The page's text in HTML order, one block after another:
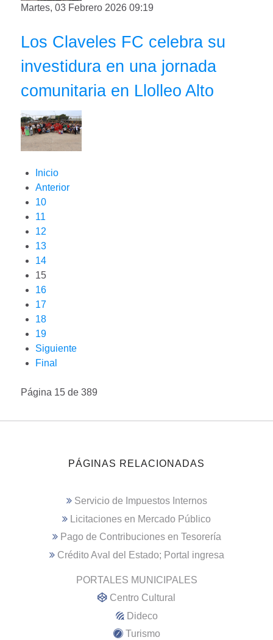
Martes, 03 Febrero 2026 09:19
Los Claveles FC celebra su
investidura en una jornada
comunitaria en Llolleo Alto
Inicio
Anterior
10
11
12
13
14
15
16
17
18
19
Siguiente
Final
Página 15 de 389
PÁGINAS RELACIONADAS
Servicio de Impuestos Internos
Licitaciones en Mercado Público
Pago de Contribuciones en Tesorería
Crédito Aval del Estado; Portal ingresa
PORTALES MUNICIPALES
Centro Cultural
Dideco
Turismo